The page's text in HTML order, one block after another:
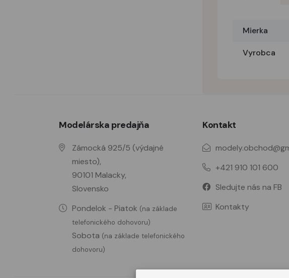
Mierka
Vyrobca
Modelárska predajňa
Zámocká 925/5 (výdajné
miesto),
90101 Malacky,
Slovensko
Pondelok - Piatok (na základe
telefonického dohovoru)
Sobota (na základe telefonického
dohovoru)
Kontakt
+421 910 101 600
Sledujte nás na FB
Kontakty